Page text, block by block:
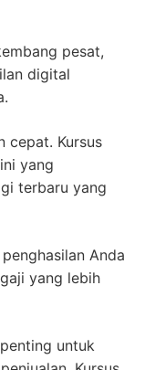
pesat,
digital
cepat. Kursus
yang
terbaru yang
Anda
yang lebih
untuk